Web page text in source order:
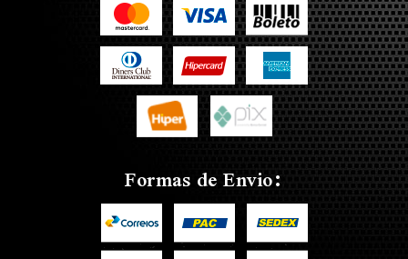
Formas de Envio: